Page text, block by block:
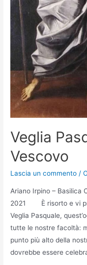
Veglia
Vescovo
Lascia un commento /
Ariano Irpino – Basilica
2021 È risorto e vi
Veglia Pasquale,
tutte le nostre facoltà:
punto più alto della
dovrebbe essere